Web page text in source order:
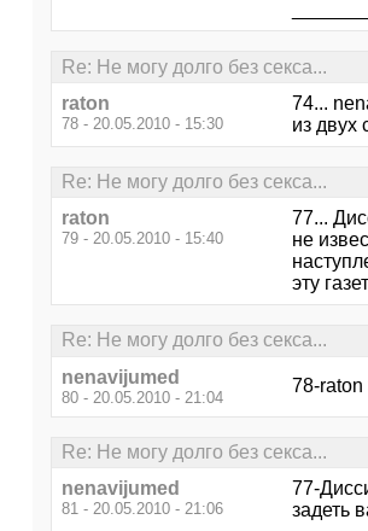
Re: Не могу долго без секса...
raton
78 - 20.05.2010 - 15:30
74...
из двух
Re: Не могу долго без секса...
raton
79 - 20.05.2010 - 15:40
77...
не
эту
Re: Не могу долго без секса...
nenavijumed
80 - 20.05.2010 - 21:04
78-raton
Re: Не могу долго без секса...
nenavijumed
81 - 20.05.2010 - 21:06
77-
задеть